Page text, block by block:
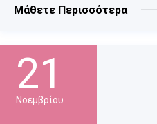
Μάθετε Περισσότερα
21
Νοεμβρίου